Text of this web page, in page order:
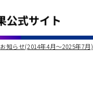
お知らせ(2014年4月〜2025年7月)